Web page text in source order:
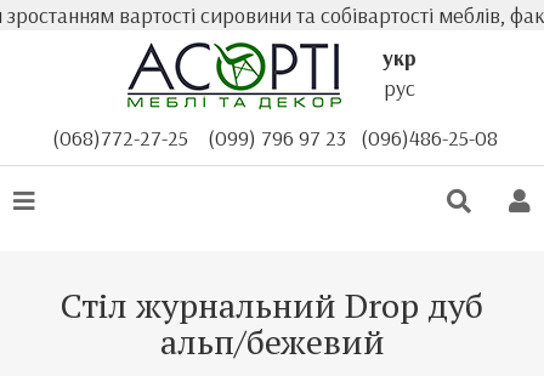
вартості сировини та собівартості меблів,
укр
рус
(068)772-27-25
(099) 796 97 23 (096)486-25-08
Стіл журнальний Drop дуб
альп/бежевий